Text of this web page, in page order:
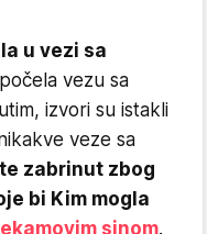
u vezi sa
vezu sa
izvori su istakli
veze sa
zabrinut zbog
bi Kim mogla
sinom.